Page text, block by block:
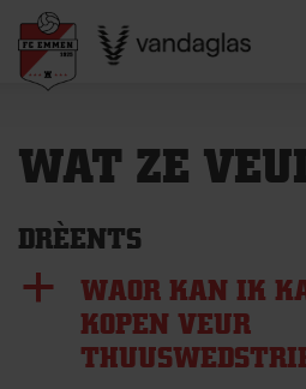
content
WAT ZE
DRÈENTS
a
WAOR KAN IK
KOPEN VEUR